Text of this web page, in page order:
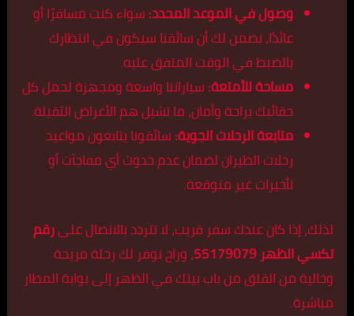
وصول في الموعد المحدد:سواء كنت مسافرًا أو
عائدًا، نضمن لك أن سائقنا سيكون في انتظارك
بالضبط في الوقت المتفق عليه.
مساحة للأمتعة:سياراتنا واسعة ومجهزة لحمل كل
حقائبك براحة وأمان، ما تشيل هم الأغراض الثقيلة.
متابعة الرحلات الجوية:سائقونا يتابعون مواعيد
رحلات الطيران لضمان عدم حدوث أي مفاجآت أو
تأخيرات غير متوقعة.
لذلك، إذا كان عندك سفر قريب، لا تتردد بالاتصال علىرقم
تكسي الظهر 55179079
، وراح نوفر لك رحلة مريحة
وخالية من القلق من باب بيتك في الظهر إلى بوابة المطار
مباشرة.